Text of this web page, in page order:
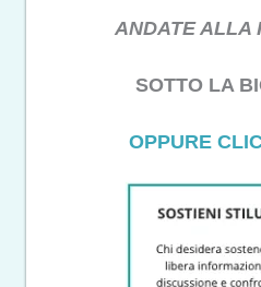
ANDATE ALLA
SOTTO LA
OPPURE